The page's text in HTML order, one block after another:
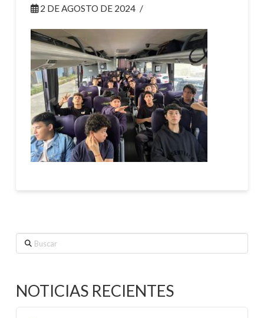
2 DE AGOSTO DE 2024
Buscar
NOTICIAS RECIENTES